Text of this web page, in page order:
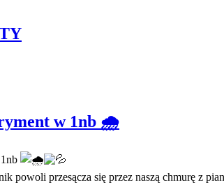
w 1nb 🌧️
powoli przesącza się przez naszą chmurę z